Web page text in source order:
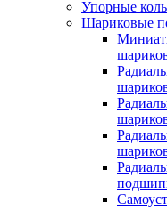
Упорные
Шариковые